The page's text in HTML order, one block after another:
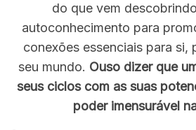
do que vem
autoconhecimento para
conexões essenciais para si,
seu mundo. Ouso dizer que
seus ciclos com as suas
poder imensurável
c
h
f